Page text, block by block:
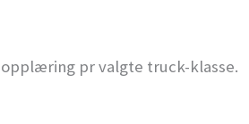
pr valgte truck-klasse.